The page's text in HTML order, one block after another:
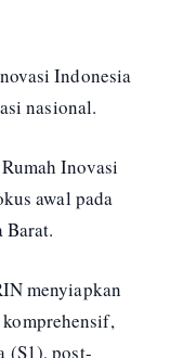
Indonesia
nasional.
Inovasi
awal pada
Barat.
menyiapkan
(S1), post-